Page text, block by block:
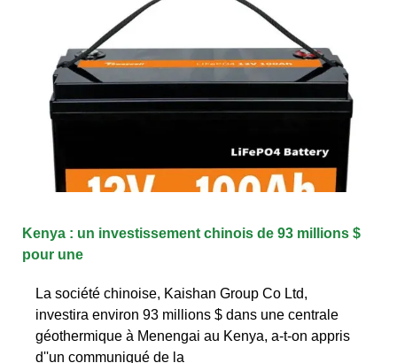
Kenya : un investissement chinois de 93 millions $
pour une
La société chinoise, Kaishan Group Co Ltd,
investira environ 93 millions $ dans une centrale
géothermique à Menengai au Kenya, a-t-on appris
d''un communiqué de la